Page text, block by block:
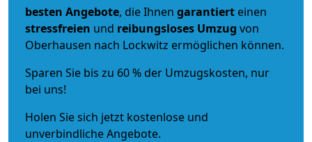
besten Angebote, die Ihnen garantiert einen
stressfreien und reibungsloses Umzug von
Oberhausen nach Lockwitz ermöglichen können.
Sparen Sie bis zu 60 % der Umzugskosten, nur
bei uns!
Holen Sie sich jetzt kostenlose und
unverbindliche Angebote.